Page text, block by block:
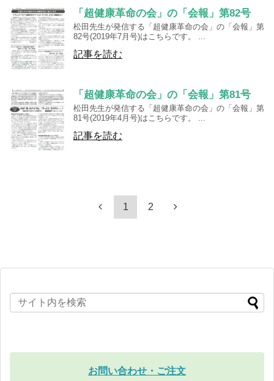
「超健康革命の会」の「会報」第82号
松田先生が発信する「超健康革命の会」の「会報」第
82号(2019年7月号)はこちらです。 ...
記事を読む
「超健康革命の会」の「会報」第81号
松田先生が発信する「超健康革命の会」の「会報」第
81号(2019年4月号)はこちらです。 ...
記事を読む
1 2
お問い合わせ・ご注文